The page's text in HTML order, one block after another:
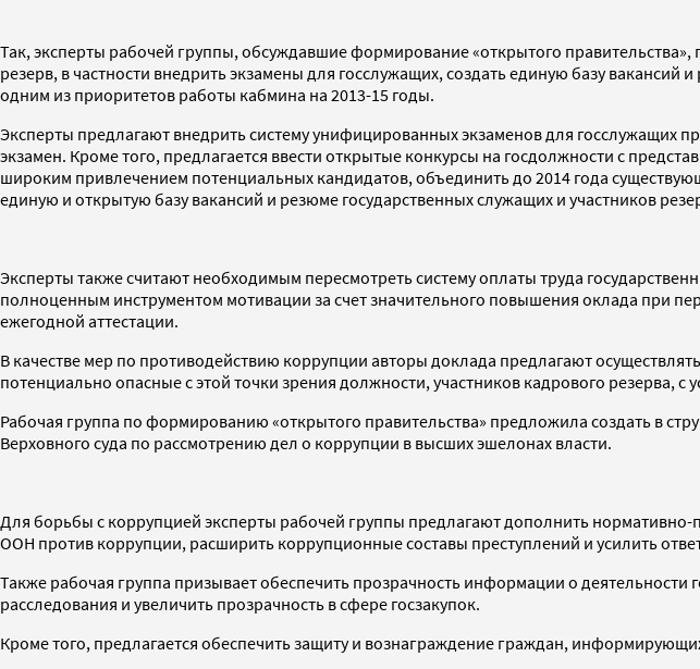
Так, эксперты рабочей группы, обсуждавшие формирование «открытого
резерв, в частности внедрить экзамены для госслужащих, создать единую базу
одним из приоритетов работы кабмина на 2013-15 годы.
Эксперты предлагают внедрить систему унифицированных экзаменов для
экзамен. Кроме того, предлагается ввести открытые конкурсы на госдолжности с
широким привлечением потенциальных кандидатов, объединить до 2014 года
единую и открытую базу вакансий и резюме государственных служащих и участников
Эксперты также считают необходимым пересмотреть систему оплаты труда
полноценным инструментом мотивации за счет значительного повышения оклада при
ежегодной аттестации.
В качестве мер по противодействию коррупции авторы доклада предлагают
потенциально опасные с этой точки зрения должности, участников кадрового резерва,
Рабочая группа по формированию «открытого правительства» предложила создать в
Верховного суда по рассмотрению дел о коррупции в высших эшелонах власти.
Для борьбы с коррупцией эксперты рабочей группы предлагают дополнить
ООН против коррупции, расширить коррупционные составы преступлений и усилить
Также рабочая группа призывает обеспечить прозрачность информации о деятельности
расследования и увеличить прозрачность в сфере госзакупок.
Кроме того, предлагается обеспечить защиту и вознаграждение граждан,